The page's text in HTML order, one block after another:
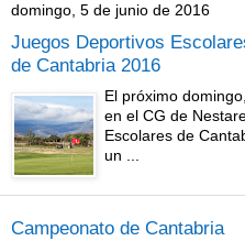
domingo, 5 de junio de 2016
Juegos Deportivos
de Cantabria 2016
El próximo
en el CG de
Escolares de
un ...
Campeonato de Cantabria